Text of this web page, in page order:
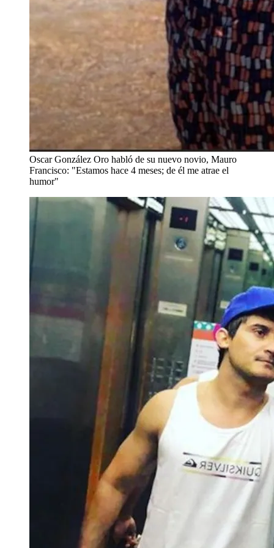
Oscar González Oro habló de su nuevo novio, Mauro
Francisco: "Estamos hace 4 meses; de él me atrae el
humor"